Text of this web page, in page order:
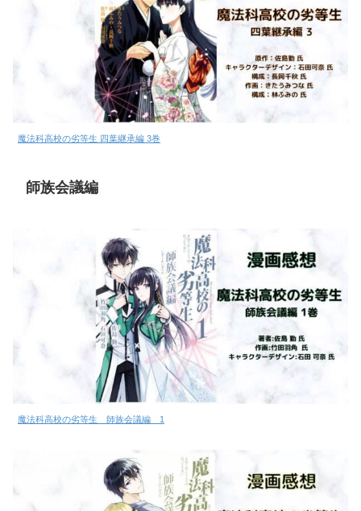
魔法科高校の劣等生 四葉継承編 3巻
師族会議編
魔法科高校の劣等生 師族会議編 1